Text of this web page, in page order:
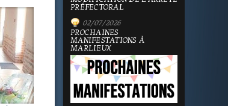
PRÉFECTORAL
02/07/2026
PROCHAINES
MANIFESTATIONS À
MARLIEUX